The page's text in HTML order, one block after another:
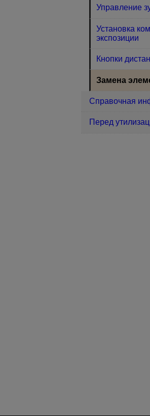
Управление
Установка
экспозиции
Кнопки
Замена
Справочная
Перед